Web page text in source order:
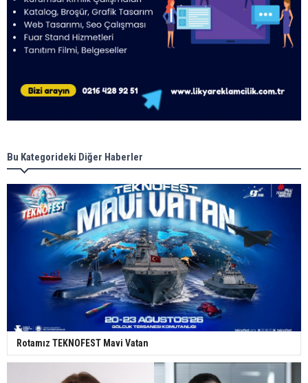
Bu Kategorideki Diğer Haberler
Rotamız TEKNOFEST Mavi Vatan